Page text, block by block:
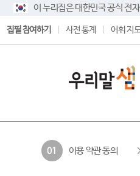
이 누리집은 대한민국 공식 전
집필 참여하기 사전 통계 어휘 지
01 이용 약관 동의